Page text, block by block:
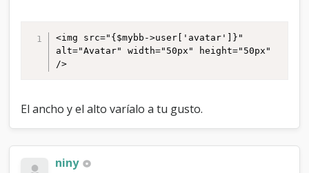
<img src="{$mybb->user['avatar']}"
alt="Avatar" width="50px" height="50px"
/>
El ancho y el alto varíalo a tu gusto.
niny